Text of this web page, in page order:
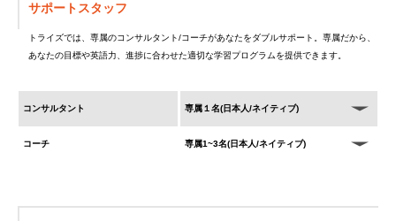
サポートスタッフ
トライズでは、専属のコンサルタント/コーチがあなたをダブルサポート。専属だから、
あなたの目標や英語力、進捗に合わせた適切な学習プログラムを提供できます。
コンサルタント 専属１名(日本人/ネイティブ)
コーチ 専属1~3名(日本人/ネイティブ)